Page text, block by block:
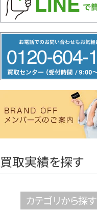
リ
ー
ヤ
買取実績を探す
カテゴリから探す